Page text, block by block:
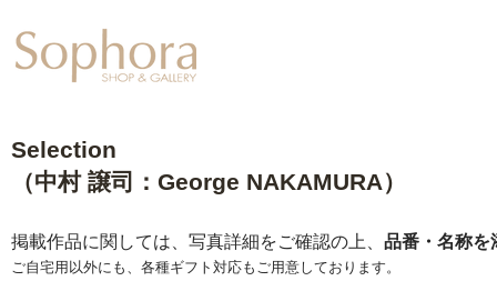
Selection
（中村 譲司：George NAKAMURA）​
掲載作品に関しては、写真詳細をご確認の上、 品番・名称を
ご自宅用以外にも、各種ギフト対応もご用意しております。